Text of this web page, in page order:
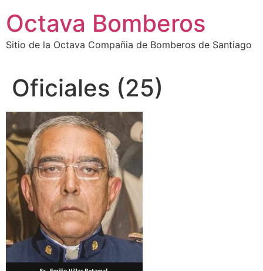
Octava Bomberos
Sitio de la Octava Compañia de Bomberos de Santiago
Oficiales (25)